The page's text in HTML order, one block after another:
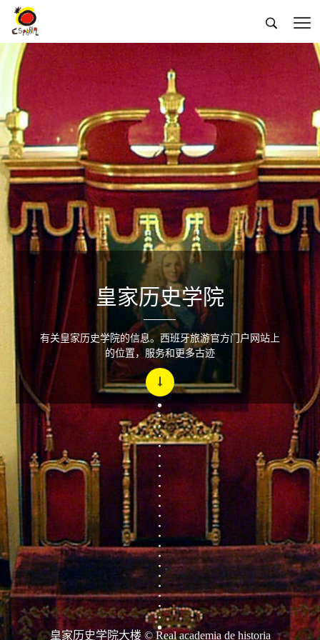
 
皇家历史学院大楼 © Real academia de historia
皇家历史学院
有关皇家历史学院的信息。西班牙旅游官方门户网站上
的位置，服务和更多古迹